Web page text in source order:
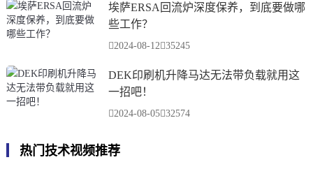
埃萨ERSA回流炉深度保养，到底要做哪
些工作？
2024-08-12 35245
DEK印刷机升降马达无法带负载就用这
一招吧！
2024-08-05 32574
热门技术视频推荐